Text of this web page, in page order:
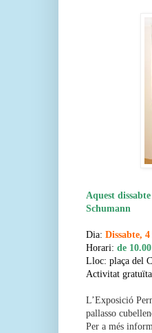
Aquest
Schumann
Dia: Dissabte,
Horari: de
Lloc: plaça del
Activitat
L’Exposició
pallasso
Per a més